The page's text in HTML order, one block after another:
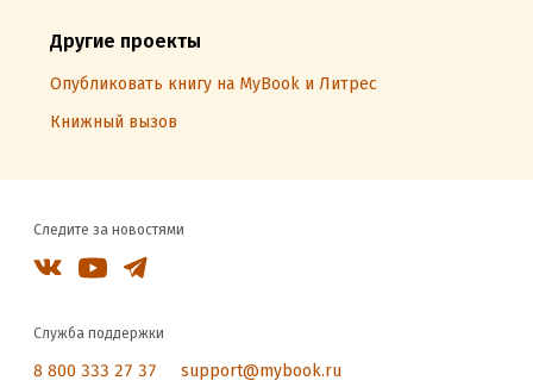
Другие проекты
Опубликовать книгу на MyBook и Литрес
Книжный вызов
Следите за новостями
Служба поддержки
8 800 333 27 37 support@mybook.ru